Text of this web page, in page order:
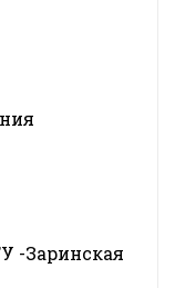
-Заринская